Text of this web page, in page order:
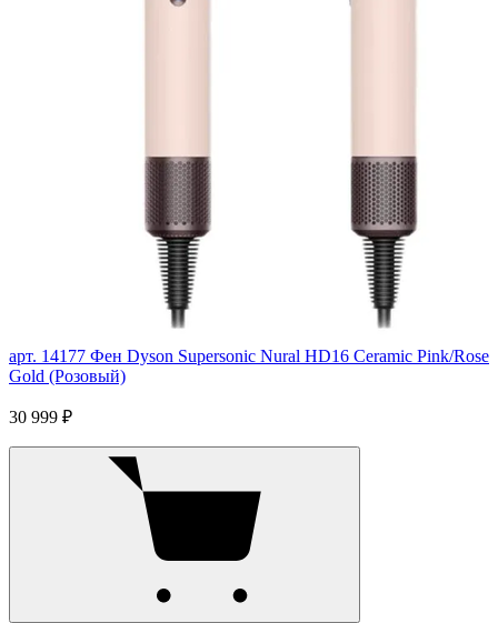
арт. 14177 Фен Dyson Supersonic Nural HD16 Ceramic Pink/Rose
Gold (Розовый)
30 999 ₽